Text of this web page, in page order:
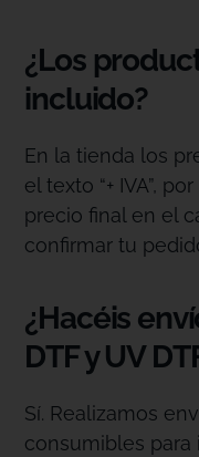
¿Los
incluido?
En la tienda los
el texto “+ IVA”,
precio final en el
confirmar tu
¿Hacéis
DTF y UV
Sí. Realizamos
consumibles para